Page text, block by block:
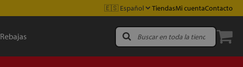
TiendasMi cuentaContacto
Rebajas